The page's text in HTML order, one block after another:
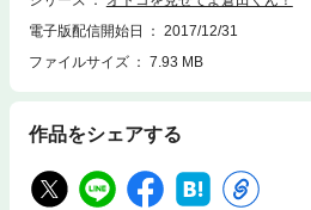
電子版配信開始日
2017/12/31
ファイルサイズ
7.93 MB
作品をシェアする